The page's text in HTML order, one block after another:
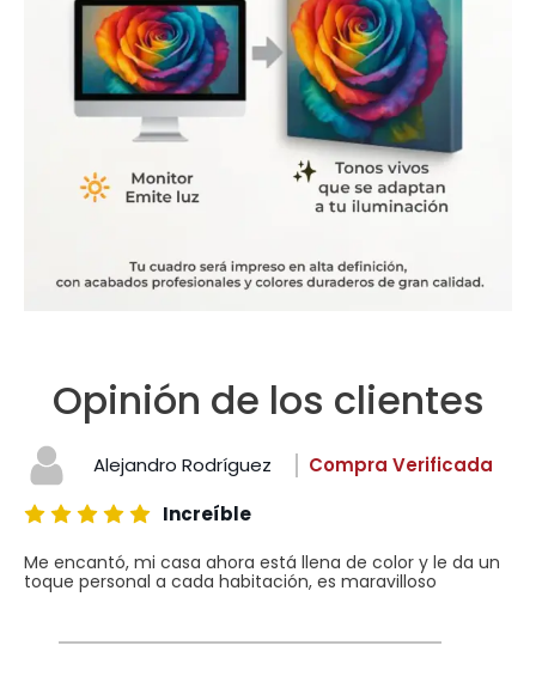
Opinión de los clientes
Alejandro Rodríguez
Compra Verificada
Increíble
Me encantó, mi casa ahora está llena de color y le da un
toque personal a cada habitación, es maravilloso